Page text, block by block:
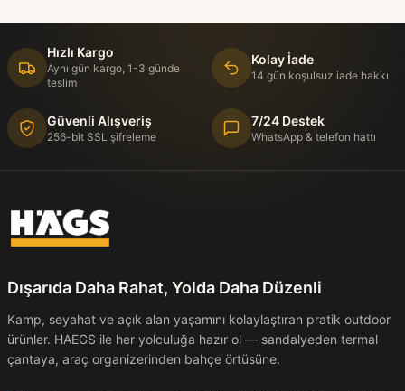
Hızlı Kargo
Aynı gün kargo, 1-3 günde
teslim
Kolay İade
14 gün koşulsuz iade hakkı
Güvenli Alışveriş
256-bit SSL şifreleme
7/24 Destek
WhatsApp & telefon hattı
Dışarıda Daha Rahat, Yolda Daha Düzenli
Kamp, seyahat ve açık alan yaşamını kolaylaştıran pratik outdoor
ürünler. HAEGS ile her yolculuğa hazır ol — sandalyeden termal
çantaya, araç organizerinden bahçe örtüsüne.